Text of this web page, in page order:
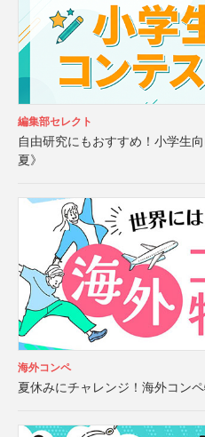
編集部セレクト
自由研究にもおすすめ！小学生
夏》
海外コンペ
夏休みにチャレンジ！海外コン